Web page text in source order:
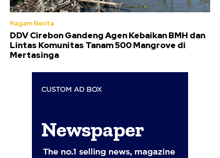
Ragam Berita
DDV Cirebon Gandeng Agen Kebaikan BMH dan
Lintas Komunitas Tanam 500 Mangrove di
Mertasinga